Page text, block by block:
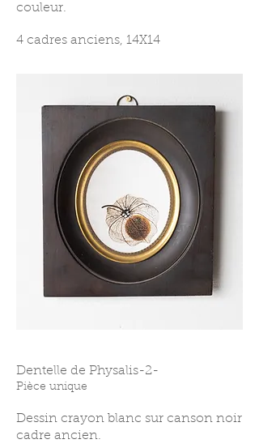
couleur.
4 cadres anciens, 14X14
Dentelle de Physalis-2-
Pièce unique
Dessin crayon blanc sur canson noir
cadre ancien.